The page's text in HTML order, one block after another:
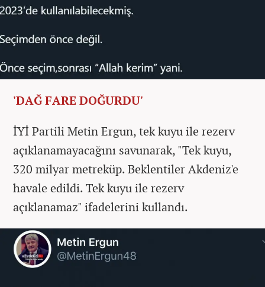
'DAĞ FARE DOĞURDU'
İYİ Partili Metin Ergun, tek kuyu ile rezerv
açıklanamayacağını savunarak, "Tek kuyu,
320 milyar metreküp. Beklentiler Akdeniz'e
havale edildi. Tek kuyu ile rezerv
açıklanamaz" ifadelerini kullandı.